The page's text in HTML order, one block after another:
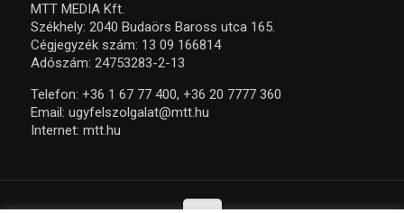
MTT MEDIA Kft.
Székhely: 2040 Budaörs Baross utca 165.
Cégjegyzék szám: 13 09 166814
Adószám: 24753283-2-13
Telefon: +36 1 67 77 400, +36 20 7777 360
Email: ugyfelszolgalat@mtt.hu
Internet: mtt.hu